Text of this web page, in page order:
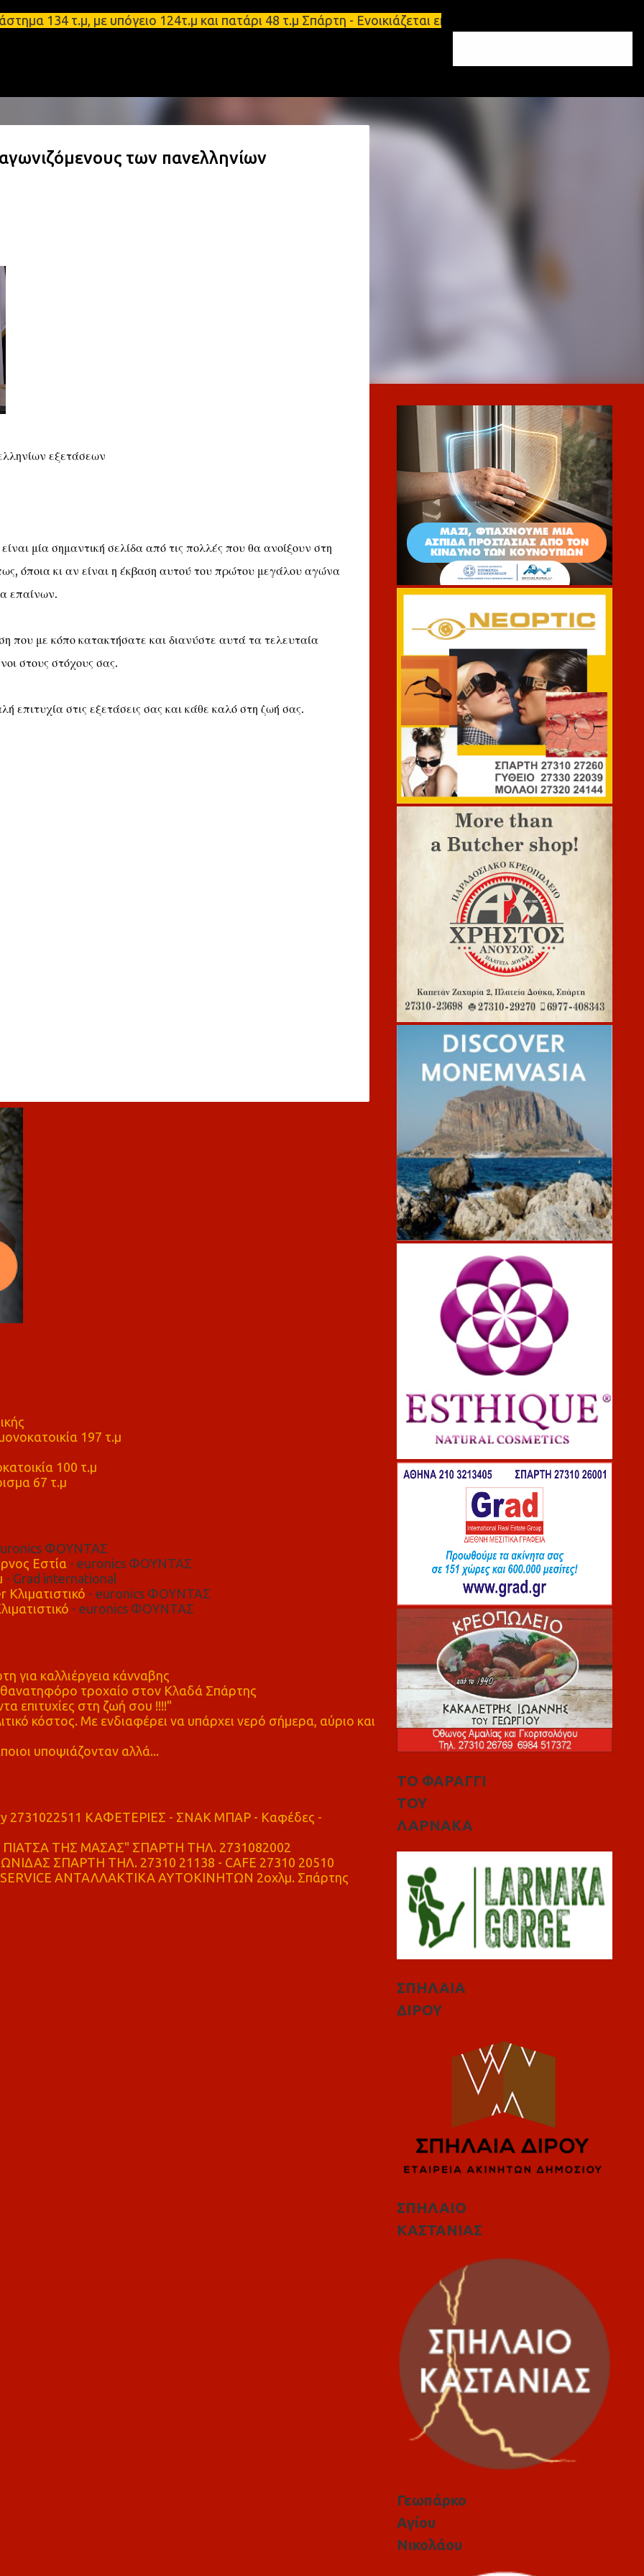
Μετάβαση στο κύριο περιεχόμενο
τ.μ, με υπόγειο 124τ.μ και πατάρι 48 τ.μ Σπάρτη - Ενοικιάζεται επιπλωμένο διαμέρισμα
των πανελληνίων
εξετάσεων
μία σημαντική σελίδα από τις πολλές που θα ανοίξουν στη
όποια κι αν είναι η έκβαση αυτού του πρώτου μεγάλου αγώνα
επαίνων.
που με κόπο κατακτήσατε και διανύστε αυτά τα τελευταία
στους στόχους σας.
επιτυχία στις εξετάσεις σας και κάθε καλό στη ζωή σας.
197 τ.μ
100 τ.μ
67 τ.μ
ΦΟΥΝΤΑΣ
Εστία- euronics ΦΟΥΝΤΑΣ
- Grad international
- euronics ΦΟΥΝΤΑΣ
- euronics ΦΟΥΝΤΑΣ
καλλιέργεια κάνναβης
τροχαίο στον Κλαδά Σπάρτης
επιτυχίες στη ζωή σου !!!!"
κόστος. Με ενδιαφέρει να υπάρχει νερό σήμερα, αύριο και
υποψιάζονταν αλλά...
2731022511 ΚΑΦΕΤΕΡΙΕΣ - ΣΝΑΚ ΜΠΑΡ - Καφέδες -
ΤΗΣ ΜΑΣΑΣ" ΣΠΑΡΤΗ ΤΗΛ. 2731082002
ΣΠΑΡΤΗ ΤΗΛ. 27310 21138 - CAFE 27310 20510
ΑΝΤΑΛΛΑΚΤΙΚΑ ΑΥΤΟΚΙΝΗΤΩΝ 2οχλμ. Σπάρτης
ΤΟ ΦΑΡΑΓΓΙ
ΤΟΥ
ΛΑΡΝΑΚΑ
ΣΠΗΛΑΙΑ
ΔΙΡΟΥ
ΣΠΗΛΑΙΟ
ΚΑΣΤΑΝΙΑΣ
Γεωπάρκο
Αγίου
Νικολάου